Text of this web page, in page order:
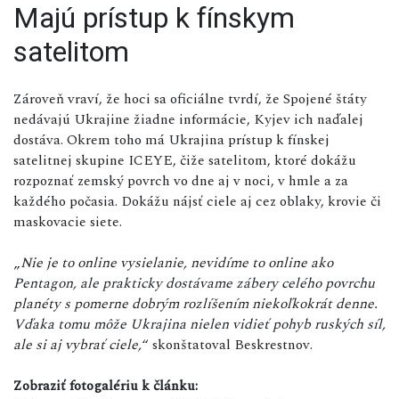
Majú prístup k fínskym
satelitom
Zároveň vraví, že hoci sa oficiálne tvrdí, že Spojené štáty
nedávajú Ukrajine žiadne informácie, Kyjev ich naďalej
dostáva. Okrem toho má Ukrajina prístup k fínskej
satelitnej skupine ICEYE, čiže satelitom, ktoré dokážu
rozpoznať zemský povrch vo dne aj v noci, v hmle a za
každého počasia. Dokážu nájsť ciele aj cez oblaky, krovie či
maskovacie siete.
„Nie je to online vysielanie, nevidíme to online ako
Pentagon, ale prakticky dostávame zábery celého povrchu
planéty s pomerne dobrým rozlíšením niekoľkokrát denne.
Vďaka tomu môže Ukrajina nielen vidieť pohyb ruských síl,
ale si aj vybrať ciele,“ skonštatoval Beskrestnov.
Zobraziť fotogalériu k článku: